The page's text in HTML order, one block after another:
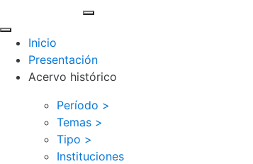
Inicio
Presentación
Acervo histórico
Período >
Temas >
Tipo >
Instituciones